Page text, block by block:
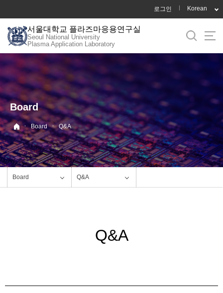
로
메
뉴
로그인 Korean
서울대학교 플라즈마응용연구실
Seoul National University
Plasma Application Laboratory
Board
· Board · Q&A
Board Q&A
Q&A